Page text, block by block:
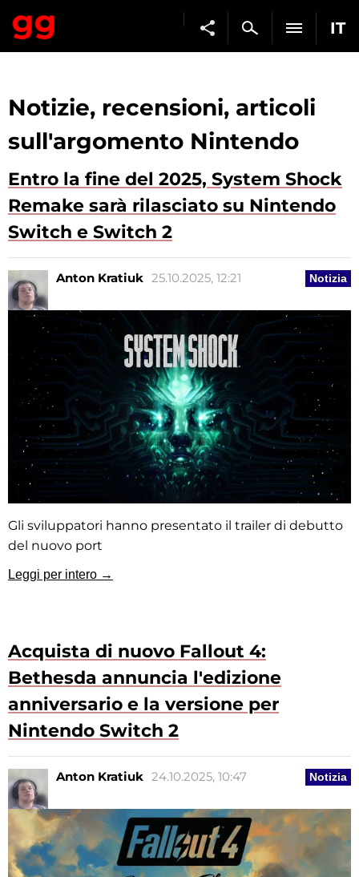
IT
Notizie, recensioni, articoli
sull'argomento Nintendo
Entro la fine del 2025, System Shock
Remake sarà rilasciato su Nintendo
Switch e Switch 2
Notizia
Anton Kratiuk 25.10.2025, 12:21
Gli sviluppatori hanno presentato il trailer di debutto
del nuovo port
Leggi per intero →
Acquista di nuovo Fallout 4:
Bethesda annuncia l'edizione
anniversario e la versione per
Nintendo Switch 2
Notizia
Anton Kratiuk 24.10.2025, 10:47